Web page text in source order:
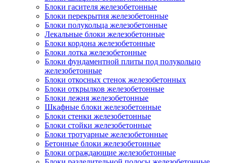
Блоки гасителя железобетонные
Блоки перекрытия железобетонные
Блоки полукольца железобетонные
Лекальные блоки железобетонные
Блоки кордона железобетонные
Блоки лотка железобетонные
Блоки фундаментной плиты под полукольцо
железобетонные
Блоки откосных стенок железобетонных
Блоки открылков железобетонные
Блоки лежня железобетонные
Шкафные блоки железобетонные
Блоки стенки железобетонные
Блоки стойки железобетонные
Блоки тротуарные железобетонные
Бетонные блоки железобетонные
Блоки ограждающие железобетонные